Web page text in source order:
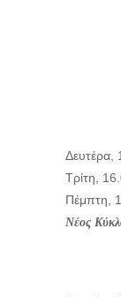
Δευτέρα,
Τρίτη,
Πέμπτη,
Νέος